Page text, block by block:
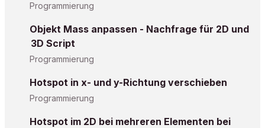
Programmierung
Objekt Mass anpassen - Nachfrage für 2D und
3D Script
Programmierung
Hotspot in x- und y-Richtung verschieben
Programmierung
Hotspot im 2D bei mehreren Elementen bei